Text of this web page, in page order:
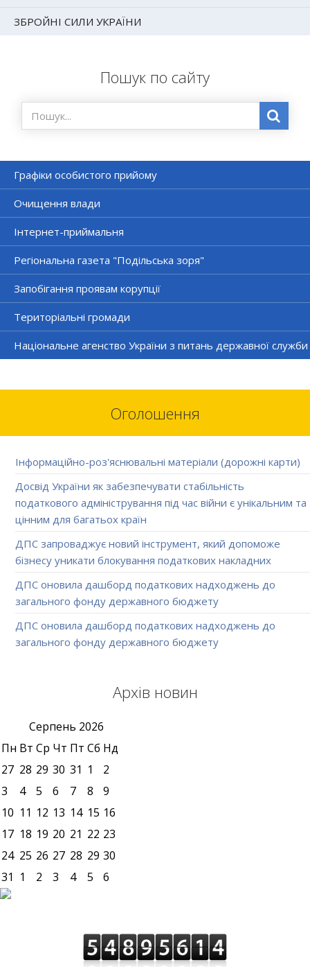
ЗБРОЙНІ СИЛИ УКРАЇНИ
Пошук по сайту
Графіки особистого прийому
Очищення влади
Інтернет-приймальня
Регіональна газета "Подільська зоря"
Запобігання проявам корупції
Територіальні громади
Національне агенство України з питань державної служби
Оголошення
Інформаційно-роз'яснювальні матеріали (дорожні карти)
Досвід України як забезпечувати стабільність
податкового адміністрування під час війни є унікальним та
цінним для багатьох країн
ДПС запроваджує новий інструмент, який допоможе
бізнесу уникати блокування податкових накладних
ДПС оновила дашборд податкових надходжень до
загального фонду державного бюджету
ДПС оновила дашборд податкових надходжень до
загального фонду державного бюджету
Архів новин
Серпень 2026
Пн Вт Ср Чт Пт Сб Нд
27 28 29 30 31 1
2
3
4 5 6 7 8
9
10 11 12 13 14 15 16
17 18 19 20 21 22 23
24 25 26 27 28 29 30
31 1 2 3 4 5 6